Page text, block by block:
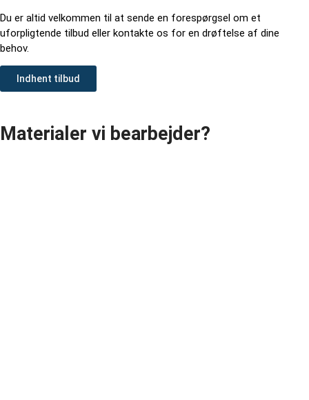
Du er altid velkommen til at sende en forespørgsel om et
uforpligtende tilbud eller kontakte os for en drøftelse af dine
behov.
Indhent tilbud
Materialer vi bearbejder?